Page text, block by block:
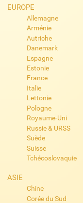
EUROPE
Allemagne
Arménie
Autriche
Danemark
Espagne
Estonie
France
Italie
Lettonie
Pologne
Royaume-Uni
Russie & URSS
Suède
Suisse
Tchécoslovaquie
ASIE
Chine
Corée du Sud